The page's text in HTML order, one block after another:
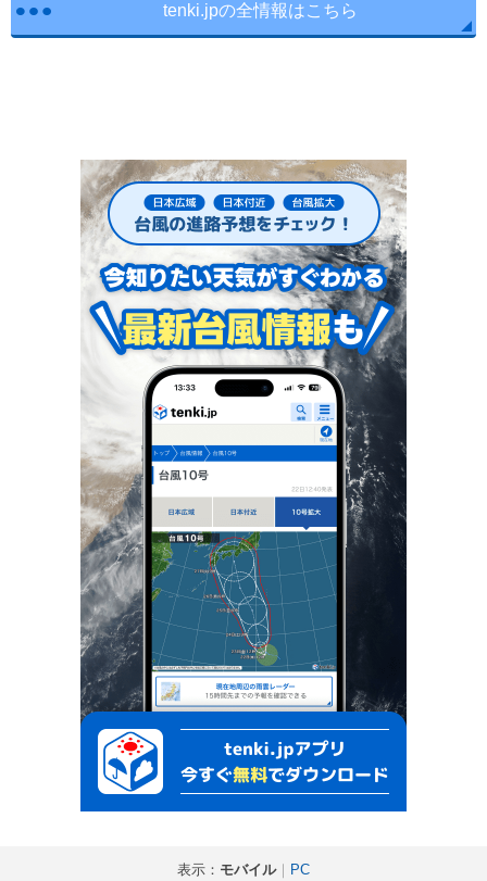
tenki.jpの全情報はこちら
表示： モバイル｜ PC